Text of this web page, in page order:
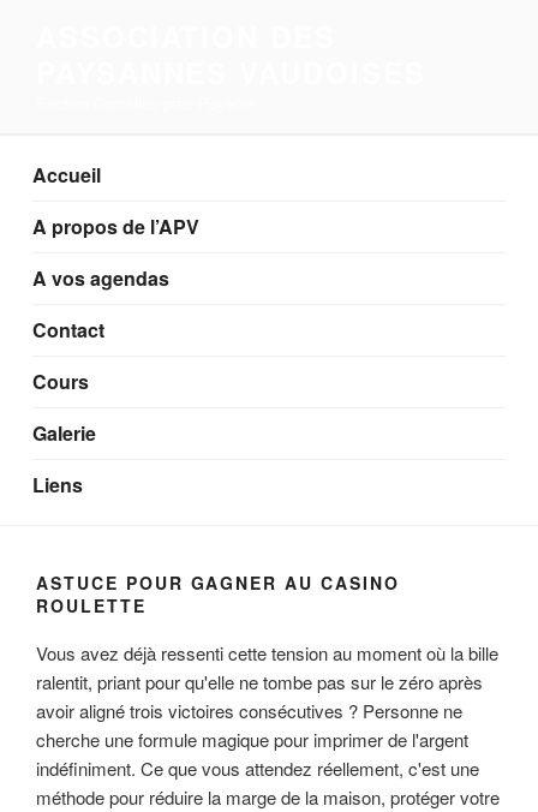
Accueil
A propos de l’APV
A vos agendas
Contact
Cours
Galerie
Liens
ASTUCE POUR GAGNER AU CASINO
ROULETTE
Vous avez déjà ressenti cette tension au moment où la bille
ralentit, priant pour qu'elle ne tombe pas sur le zéro après
avoir aligné trois victoires consécutives ? Personne ne
cherche une formule magique pour imprimer de l'argent
indéfiniment. Ce que vous attendez réellement, c'est une
méthode pour réduire la marge de la maison, protéger votre